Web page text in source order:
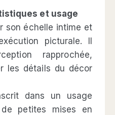
et usage
son échelle intime et
picturale. Il
rapprochée,
les détails du décor
dans un usage
petites mises en